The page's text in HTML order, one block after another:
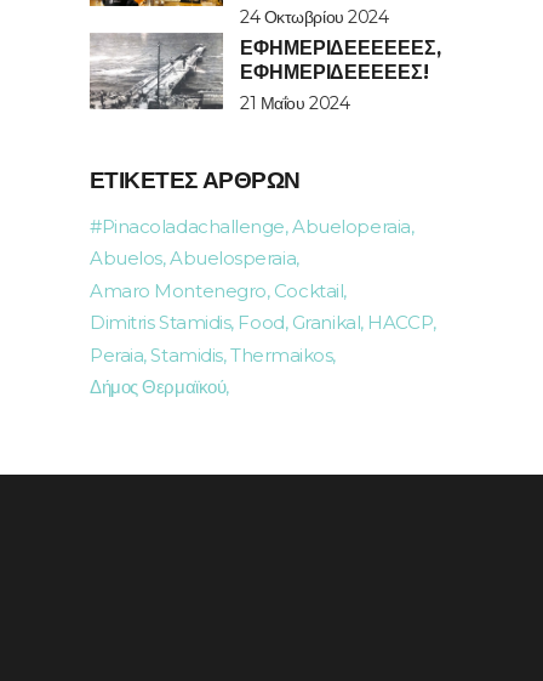
24 Οκτωβρίου 2024
ΕΦΗΜΕΡΙΔΕΕΕΕΕΈΣ,
ΕΦΗΜΕΡΙΔΕΕΕΕΈΣ!
21 Μαΐου 2024
ΕΤΙΚΈΤΕΣ ΆΡΘΡΩΝ
#pinacoladachallenge Abueloperaia
Abuelos Abuelosperaia
Amaro Montenegro Cocktail
Dimitris Stamidis Food Granikal HACCP
Peraia Stamidis Thermaikos
Δήμος Θερμαϊκού